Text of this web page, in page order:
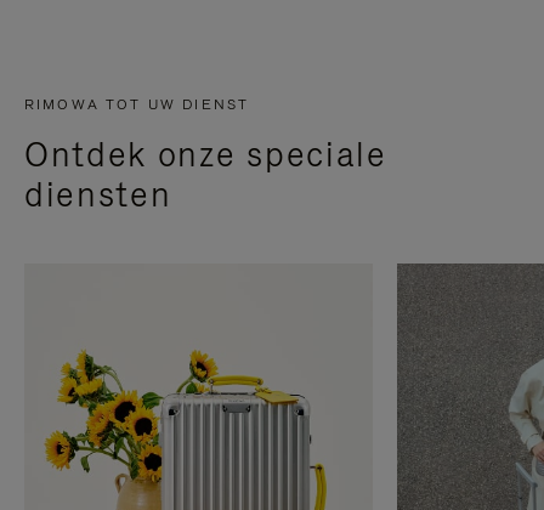
RIMOWA TOT UW DIENST
Ontdek onze speciale
diensten